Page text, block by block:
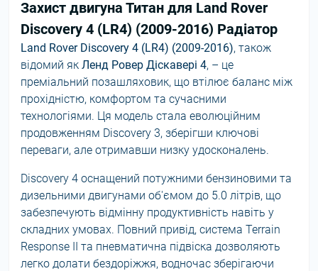
Захист двигуна Титан для Land Rover
Discovery 4 (LR4) (2009-2016) Радіатор
Land Rover Discovery 4 (LR4) (2009-2016), також
відомий як Ленд Ровер Діскавері 4, – це
преміальний позашляховик, що втілює баланс між
прохідністю, комфортом та сучасними
технологіями. Ця модель стала еволюційним
продовженням Discovery 3, зберігши ключові
переваги, але отримавши низку удосконалень.
Discovery 4 оснащений потужними бензиновими та
дизельними двигунами об'ємом до 5.0 літрів, що
забезпечують відмінну продуктивність навіть у
складних умовах. Повний привід, система Terrain
Response II та пневматична підвіска дозволяють
легко долати бездоріжжя, водночас зберігаючи